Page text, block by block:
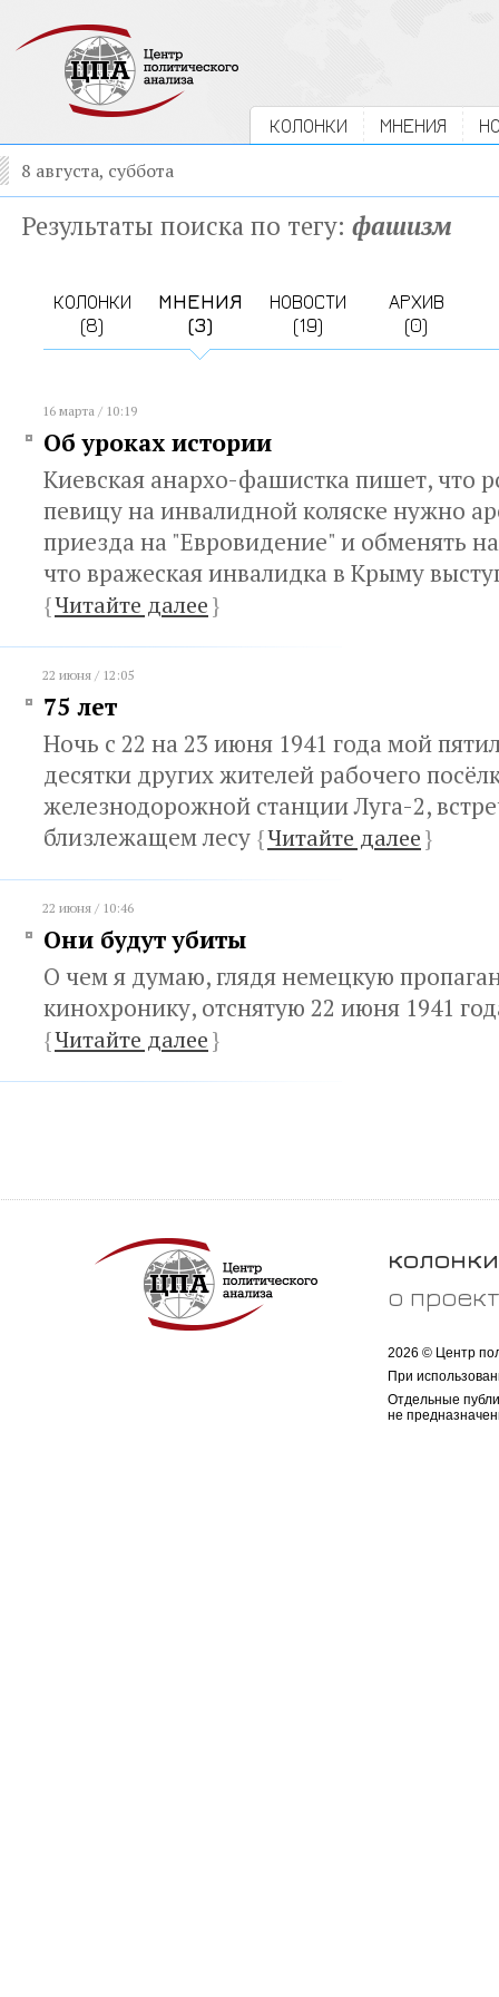
КОЛОНКИ МНЕНИЯ
8 августа, суббота
Результаты поиска по тегу: фашизм
КОЛОНКИ
(8)
МНЕНИЯ
(3)
НОВОСТИ
(19)
АРХИВ
(0)
16 марта / 10:19
Об уроках истории
Киевская анархо-фашистка пишет, что
певицу на инвалидной коляске нужно
приезда на "Евровидение" и обменять
что вражеская инвалидка в Крыму
{Читайте далее}
22 июня / 12:05
75 лет
Ночь с 22 на 23 июня 1941 года мой
десятки других жителей рабочего
железнодорожной станции Луга-2,
близлежащем лесу {Читайте далее}
22 июня / 10:46
Они будут убиты
О чем я думаю, глядя немецкую
кинохронику, отснятую 22 июня 1941
{Читайте далее}
колонки
о
2026 © Центр
При
Отдельные
не